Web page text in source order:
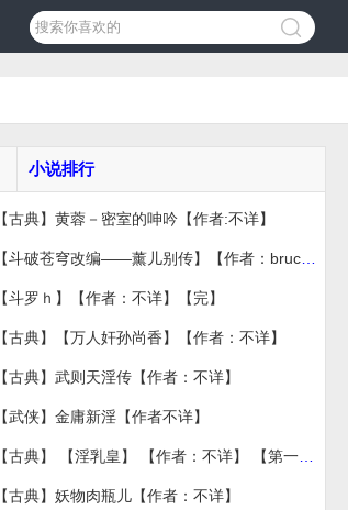
小说排行
【古典】黄蓉－密室的呻吟【作者:不详】
【斗破苍穹改编——薰儿别传】【作者：bruce1986】【完
【斗罗ｈ】【作者：不详】【完】
【古典】【万人奸孙尚香】【作者：不详】
【古典】武则天淫传【作者：不详】
【武侠】金庸新淫【作者不详】
【古典】 【淫乳皇】 【作者：不详】 【第一章节】
【古典】妖物肉瓶儿【作者：不详】